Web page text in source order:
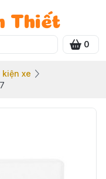
Thiết
0
xe